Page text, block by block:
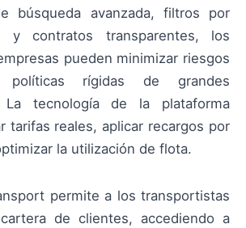
búsqueda avanzada, filtros por
contratos transparentes, los
pueden minimizar riesgos
políticas rígidas de grandes
La tecnología de la plataforma
tarifas reales, aplicar recargos por
la utilización de flota.
permite a los transportistas
de clientes, accediendo a